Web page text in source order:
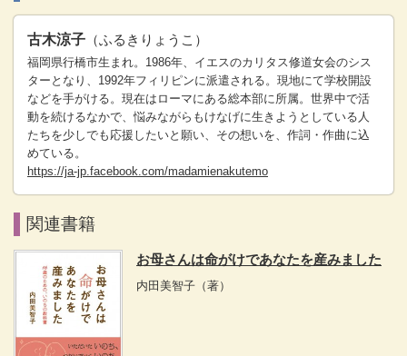
古木涼子 （ふるきりょうこ）
福岡県行橋市生まれ。1986年、イエスのカリタス修道女会のシス
ターとなり、1992年フィリピンに派遣される。現地にて学校開設
などを手がける。現在はローマにある総本部に所属。世界中で活
動を続けるなかで、悩みながらもけなげに生きようとしている人
たちを少しでも応援したいと願い、その想いを、作詞・作曲に込
めている。
https://ja-jp.facebook.com/madamienakutemo
関連書籍
お母さんは命がけであなたを産みました
内田美智子 （著）